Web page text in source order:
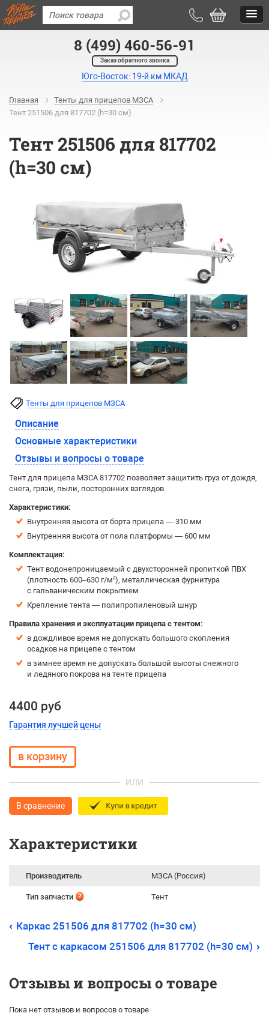
8 (499) 460-56-91
Заказ обратного звонка
Юго-Восток: 19-й км МКАД
Главная
Тенты для прицепов МЗСА
Тент 251506 для 817702 (h=30 см)
Тент 251506 для 817702
(h=30 см)
Тенты для прицепов МЗСА
Описание
Основные характеристики
Отзывы и вопросы о товаре
Тент для прицепа МЗСА 817702 позволяет защитить груз от дождя,
снега, грязи, пыли, посторонних взглядов
Характеристики:
Внутренняя высота от борта прицепа — 310 мм
Внутренняя высота от пола платформы — 600 мм
Комплектация:
Тент водонепроницаемый с двухсторонней пропиткой ПВХ
(плотность 600–630 г/м²), металлическая фурнитура
с гальваническим покрытием
Крепление тента — полипропиленовый шнур
Правила хранения и эксплуатации прицепа с тентом:
в дождливое время не допускать большого скопления
осадков на прицепе с тентом
в зимнее время не допускать большой высоты снежного
и ледяного покрова на тенте прицепа
4400 руб
Гарантия лучшей цены
ИЛИ
В сравнение
Характеристики
Производитель МЗСА (Россия)
Тип запчасти Тент
Каркас 251506 для 817702 (h=30 см)
Тент с каркасом 251506 для 817702 (h=30 см)
Отзывы и вопросы о товаре
Пока нет отзывов и вопросов о товаре